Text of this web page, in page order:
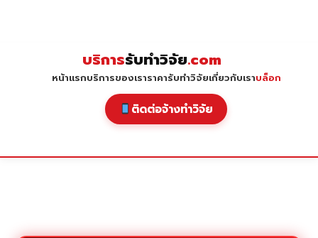
บริการรับทำวิจัย.com
หน้าแรกบริการของเราราคารับทำวิจัยเกี่ยวกับเราบล็อก
ติดต่อจ้างทำวิจัย